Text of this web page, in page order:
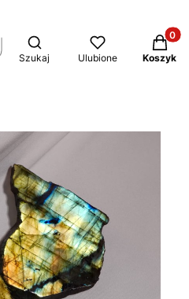
Otwórz wyszukiwarkę
Szukaj Ulubione Koszyk